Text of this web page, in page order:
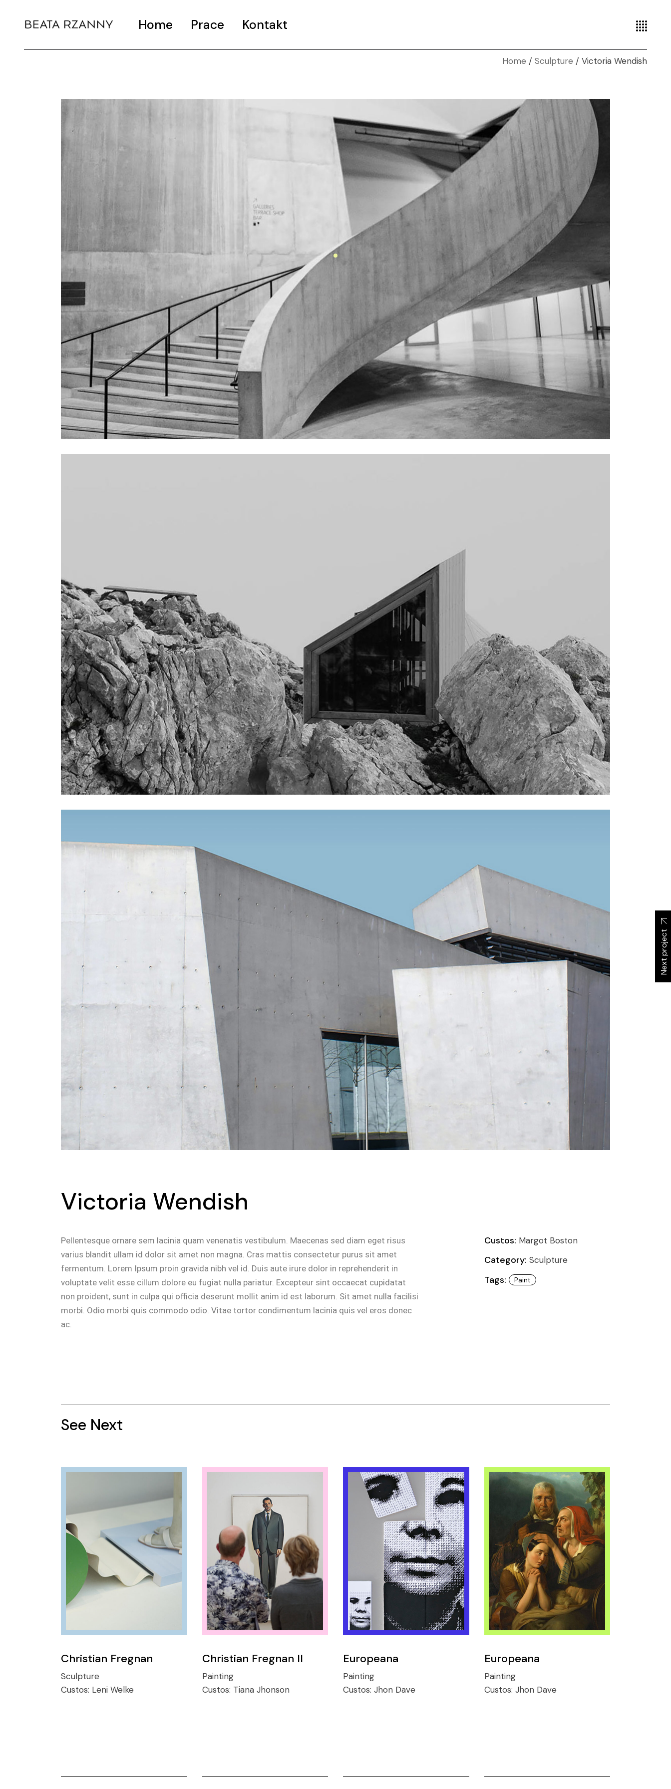
Home Prace Kontakt
Home Sculpture Victoria Wendish
Victoria Wendish
Pellentesque ornare sem lacinia quam venenatis vestibulum. Maecenas sed diam eget risus
varius blandit ullam id dolor sit amet non magna. Cras mattis consectetur purus sit amet
fermentum. Lorem Ipsum proin gravida nibh vel id. Duis aute irure dolor in reprehenderit in
voluptate velit esse cillum dolore eu fugiat nulla pariatur. Excepteur sint occaecat cupidatat
non proident, sunt in culpa qui officia deserunt mollit anim id est laborum. Sit amet nulla facilisi
morbi. Odio morbi quis commodo odio. Vitae tortor condimentum lacinia quis vel eros donec
ac.
Custos: Margot Boston
Category: Sculpture
Tags: Paint
Next project
See Next
Christian Fregnan
Sculpture
Custos: Leni Welke
Christian Fregnan II
Painting
Custos: Tiana Jhonson
Europeana
Painting
Custos: Jhon Dave
Europeana
Painting
Custos: Jhon Dave